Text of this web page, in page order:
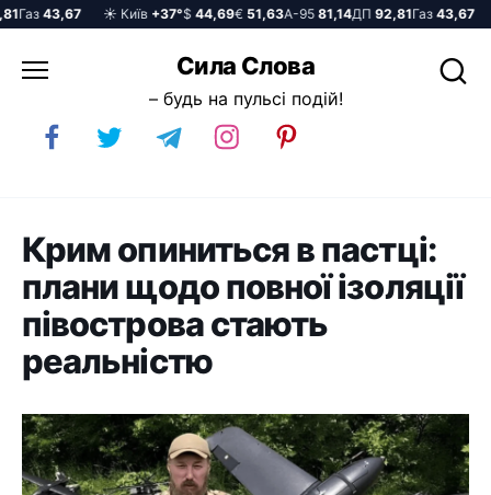
Газ43,67 ☀️ Київ+37°$44,69€51,63А-9581,14ДП92,81Газ43,67
до
Сила Слова
– будь на пульсі подій!
Крим опиниться в пастці:
плани щодо повної ізоляції
півострова стають
реальністю